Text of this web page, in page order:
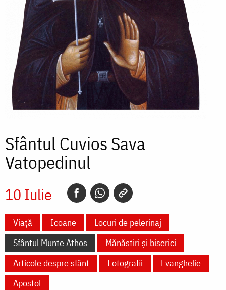
Sfântul Cuvios Sava
Vatopedinul
10 Iulie
Viață Icoane
Locuri de pelerinaj
Sfântul Munte Athos
Mănăstiri și biserici
Articole despre sfânt
Fotografii
Evanghelie
Apostol